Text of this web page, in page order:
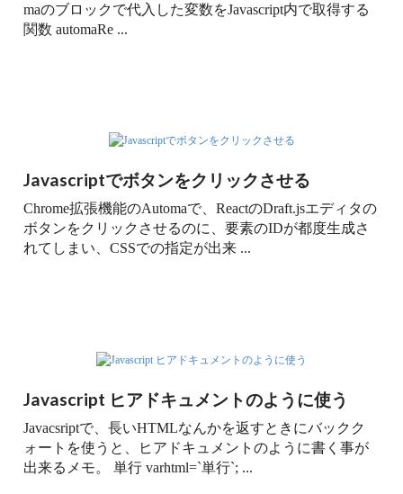
maのブロックで代入した変数をJavascript内で取得する
関数 automaRe ...
Javascriptでボタンをクリックさせる
Chrome拡張機能のAutomaで、ReactのDraft.jsエディタの
ボタンをクリックさせるのに、要素のIDが都度生成さ
れてしまい、CSSでの指定が出来 ...
Javascript ヒアドキュメントのように使う
Javacsriptで、長いHTMLなんかを返すときにバックク
ォートを使うと、ヒアドキュメントのように書く事が
出来るメモ。 単行 varhtml=`単行`; ...